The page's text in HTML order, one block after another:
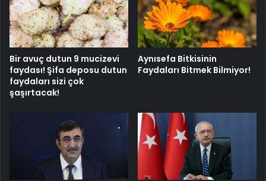
Bir avuç dutun 9 mucizevi
faydası! Şifa deposu dutun
faydaları sizi çok
şaşırtacak!
Aynısefa Bitkisinin
Faydaları Bitmek Bilmiyor!